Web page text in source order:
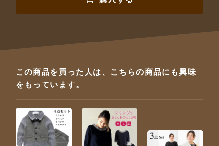
この商品を買った人は、こちらの商品にも興味
をもっています。